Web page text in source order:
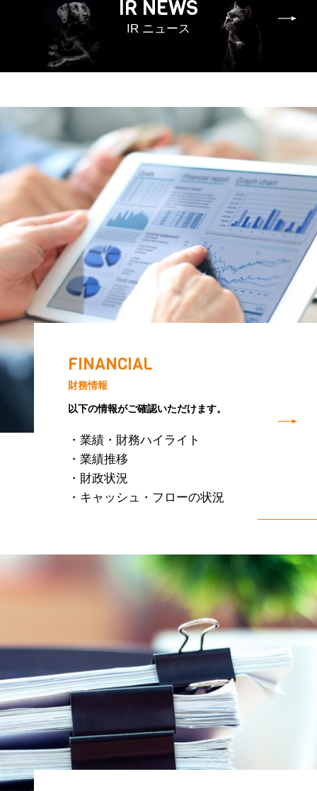
IR NEWS
IR ニュース
FINANCIAL
財務情報
以下の情報がご確認いただけます。
・業績・財務ハイライト
・業績推移
・財政状況
・キャッシュ・フローの状況